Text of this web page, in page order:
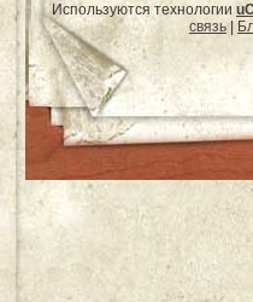
Используются технологии
связь